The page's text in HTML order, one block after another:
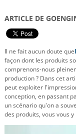
ARTICLE DE
Il ne fait aucun doute que
façon dont les produits
comprenons-nous
production ? Dans cet
peut exploiter
conception, en passant
un scénario qu'on a
des produits, vous vous